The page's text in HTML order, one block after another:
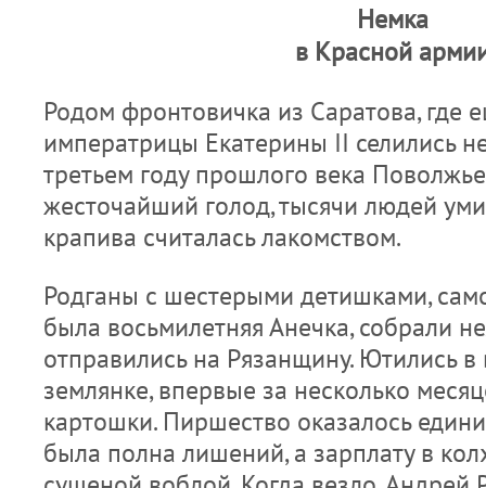
Немка
в Красной
Родом фронтовичка из Саратова, где
императрицы Екатерины II селились
третьем году прошлого века
жесточайший голод, тысячи людей
крапива считалась лакомством.
Родганы с шестерыми детишками,
была восьмилетняя Анечка, собрали
отправились на Рязанщину. Ютились
землянке, впервые за несколько
картошки. Пиршество оказалось
была полна лишений, а зарплату в